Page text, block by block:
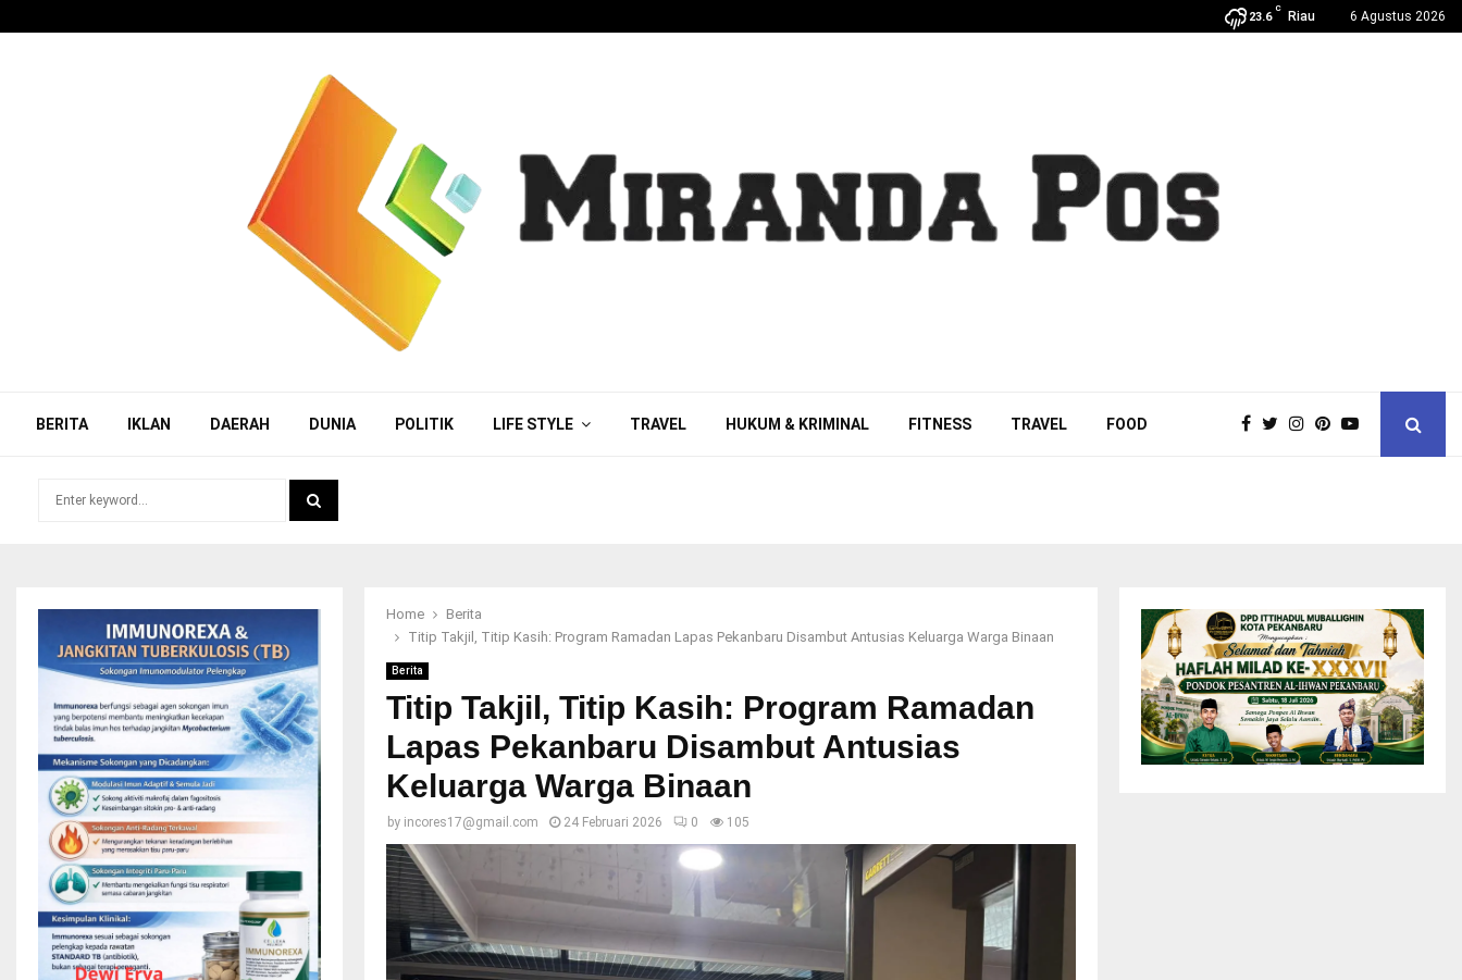
23.6
C
Riau 6 Agustus 2026
BERITA IKLAN DAERAH DUNIA POLITIK LIFE STYLE TRAVEL HUKUM & KRIMINAL FITNESS TRAVEL FOOD
Home
Berita
Titip Takjil, Titip Kasih: Program Ramadan Lapas Pekanbaru Disambut Antusias Keluarga Warga Binaan
Berita
Titip Takjil, Titip Kasih: Program Ramadan
Lapas Pekanbaru Disambut Antusias
Keluarga Warga Binaan
by incores17@gmail.com 24 Februari 2026 0 105